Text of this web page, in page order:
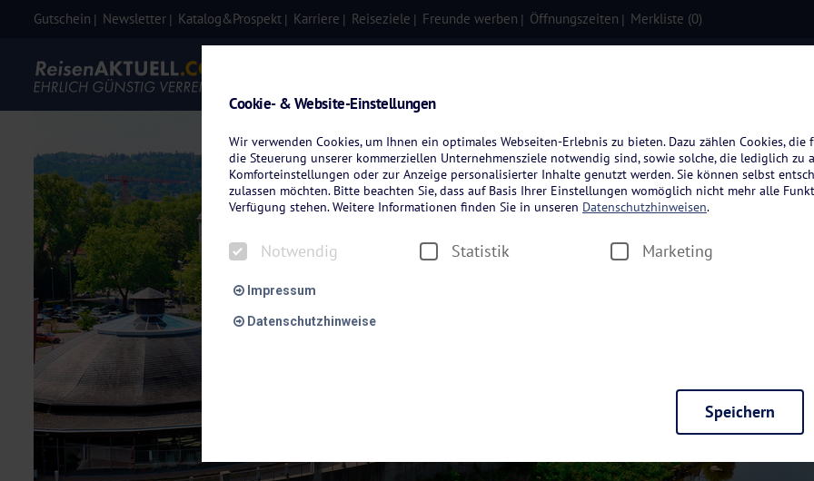
Gutschein Newsletter Katalog&Prospekt Karriere Reiseziele Freunde werben Öffnungszeiten Merkliste (0)
Cookie- & Website-Einstellungen
Wir verwenden Cookies, um Ihnen ein optimales Webseiten-Erlebnis zu bieten. Dazu zählen Cookies,
die Steuerung unserer kommerziellen Unternehmensziele notwendig sind, sowie solche, die lediglich zu
Komforteinstellungen oder zur Anzeige personalisierter Inhalte genutzt werden. Sie können selbst
zulassen möchten. Bitte beachten Sie, dass auf Basis Ihrer Einstellungen womöglich nicht mehr alle
Verfügung stehen. Weitere Informationen finden Sie in unseren Datenschutzhinweisen.
Notwendig Statistik Marketing
Impressum
Datenschutzhinweise
Diese Cookies sind für den Betrieb der Seite unbedingt notwendig und ermöglichen beispielsweise
möchten, um Ihnen unsere Dienste bei einem erneuten Besuch unserer Seite schneller zur Verfügung zu
Speichern